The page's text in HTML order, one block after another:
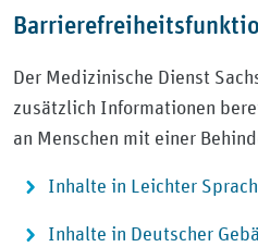
Der Medizinische Dienst
zusätzlich Informationen
an Menschen mit einer
Inhalte in Leichter
Inhalte in Deutscher